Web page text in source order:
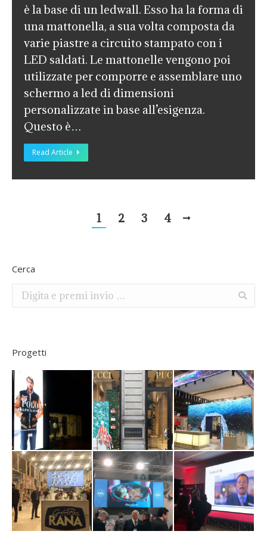
è la base di un ledwall. Esso ha la forma di
una mattonella, a sua volta composta da
varie piastre a circuito stampato con i
LED saldati. Le mattonelle vengono poi
utilizzate per comporre e assemblare uno
schermo a led di dimensioni
personalizzate in base all’esigenza.
Questo è…
Read Article
1 2 3 4
Cerca
Search:
Progetti